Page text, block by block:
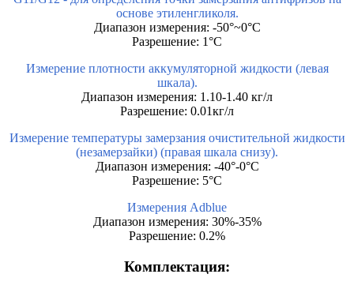
основе этиленгликоля.
Диапазон измерения: -50°~0°C
Разрешение: 1°C
Измерение плотности аккумуляторной жидкости (левая
шкала).
Диапазон измерения: 1.10-1.40 кг/л
Разрешение: 0.01кг/л
Измерение температуры замерзания очистительной жидкости
(незамерзайки) (правая шкала снизу).
Диапазон измерения: -40°-0°C
Разрешение: 5°C
Измерения Adblue
Диапазон измерения: 30%-35%
Разрешение: 0.2%
Комплектация: